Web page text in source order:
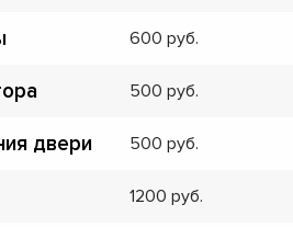
600
500
двери 500
1200